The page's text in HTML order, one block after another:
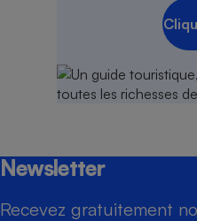
Newsletter
Recevez gratuitement